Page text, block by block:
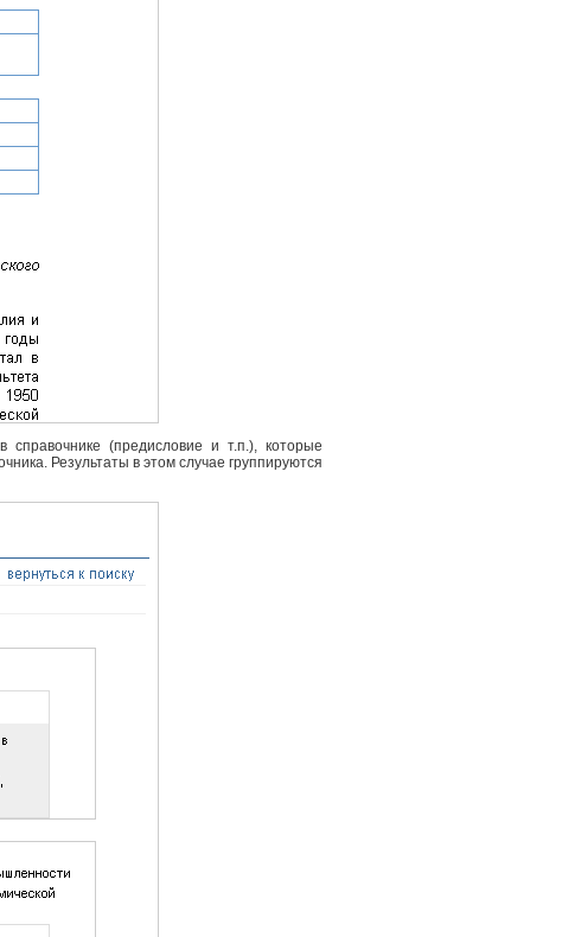
(предисловие и т.п.), которые
Результаты в этом случае группируются